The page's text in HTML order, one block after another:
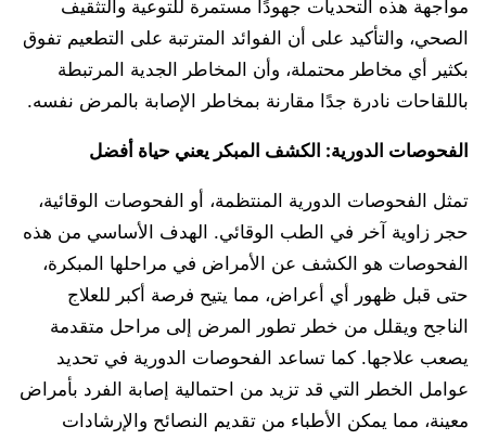
مواجهة هذه التحديات جهودًا مستمرة للتوعية والتثقيف
الصحي، والتأكيد على أن الفوائد المترتبة على التطعيم تفوق
بكثير أي مخاطر محتملة، وأن المخاطر الجدية المرتبطة
باللقاحات نادرة جدًا مقارنة بمخاطر الإصابة بالمرض نفسه.
الفحوصات الدورية: الكشف المبكر يعني حياة أفضل
تمثل الفحوصات الدورية المنتظمة، أو الفحوصات الوقائية،
حجر زاوية آخر في الطب الوقائي. الهدف الأساسي من هذه
الفحوصات هو الكشف عن الأمراض في مراحلها المبكرة،
حتى قبل ظهور أي أعراض، مما يتيح فرصة أكبر للعلاج
الناجح ويقلل من خطر تطور المرض إلى مراحل متقدمة
يصعب علاجها. كما تساعد الفحوصات الدورية في تحديد
عوامل الخطر التي قد تزيد من احتمالية إصابة الفرد بأمراض
معينة، مما يمكن الأطباء من تقديم النصائح والإرشادات